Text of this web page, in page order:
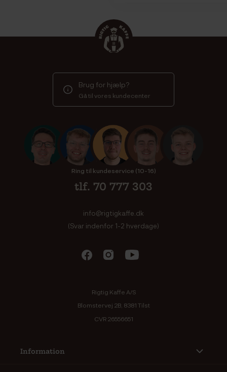
Brug for hjælp?
Gå til vores kundecenter
Ring til kundeservice (10-16)
tlf. 70 777 303
info@rigtigkaffe.dk
(Svar indenfor 1-2 hverdage)
Rigtig Kaffe A/S
Blomstervej 2B, 8381 Tilst
CVR 26556651
Information